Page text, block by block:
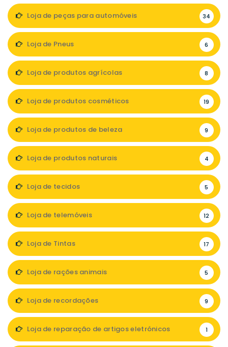
Loja de peças para automóveis 34
Loja de Pneus 6
Loja de produtos agrícolas 8
Loja de produtos cosméticos 19
Loja de produtos de beleza 9
Loja de produtos naturais 4
Loja de tecidos 5
Loja de telemóveis 12
Loja de Tintas 17
Loja de rações animais 5
Loja de recordações 9
Loja de reparação de artigos eletrónicos 1